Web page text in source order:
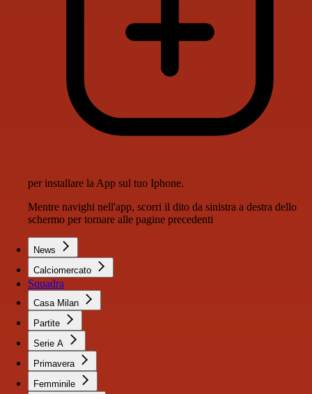
per installare la App sul tuo Iphone.
Mentre navighi nell'app, scorri il dito da sinistra a destra dello
schermo per tornare alle pagine precedenti
News
Calciomercato
Squadra
Casa Milan
Partite
Serie A
Primavera
Femminile